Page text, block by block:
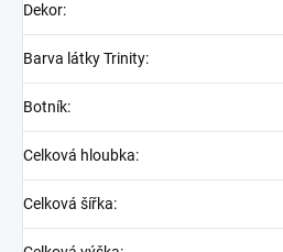
Dekor:
Barva látky Trinity:
Botník:
Celková hloubka:
Celková šířka: